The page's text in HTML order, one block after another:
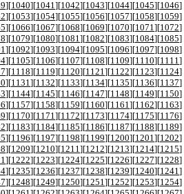
][1040][1041 ][1042][1043][1044][1045][1046]
][1053][1054][1055][1056][1057][1058][1059]
][1066][1067][1068][1069][1070][1071 ][1072]
][1079][1080][1081 ][1082][1083][1084][1085]
][1092][1093][1094][1095][1096][1097][1098]
][1105][1106][1107][1108][1109][1110][1111 ]
][1118][1119][1120][1121 ][1122][1123][1124]
][1131 ][1132][1133][1134][1135][1136][1137]
][1144][1145][1146][1147][1148][1149][1150]
][1157][1158][1159][1160][1161 ][1162][1163]
][1170][1171 ][1172][1173][1174][1175][1176]
][1183][1184][1185][1186][1187][1188][1189]
][1196][1197][1198][1199][1200][1201 ][1202]
][1209][1210][1211 ][1212][1213][1214][1215]
][1222][1223][1224][1225][1226][1227][1228]
][1235][1236][1237][1238][1239][1240][1241 ]
][1248][1249][1250][1251 ][1252][1253][1254]